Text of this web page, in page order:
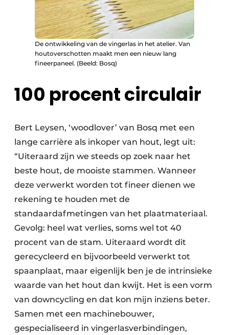
De ontwikkeling van de vingerlas in het atelier. Van
houtoverschotten maakt men een nieuw lang
fineerpaneel. (Beeld: Bosq)
100 procent circulair
Bert Leysen, ‘woodlover’ van Bosq met een
lange carrière als inkoper van hout, legt uit:
“Uiteraard zijn we steeds op zoek naar het
beste hout, de mooiste stammen. Wanneer
deze verwerkt worden tot fineer dienen we
rekening te houden met de
standaardafmetingen van het plaatmateriaal.
Gevolg: heel wat verlies, soms wel tot 40
procent van de stam. Uiteraard wordt dit
gerecycleerd en bijvoorbeeld verwerkt tot
spaanplaat, maar eigenlijk ben je de intrinsieke
waarde van het hout dan kwijt. Het is een vorm
van downcycling en dat kon mijn inziens beter.
Samen met een machinebouwer,
gespecialiseerd in vingerlasverbindingen,